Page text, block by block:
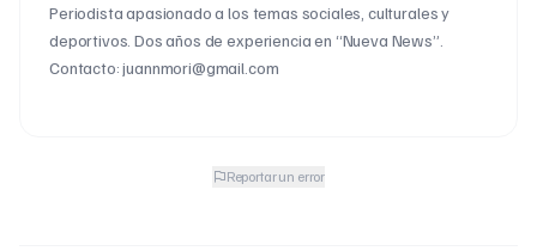
Periodista apasionado a los temas sociales, culturales y
deportivos. Dos años de experiencia en “Nueva News”.
Contacto: juannmori@gmail.com
Reportar un error